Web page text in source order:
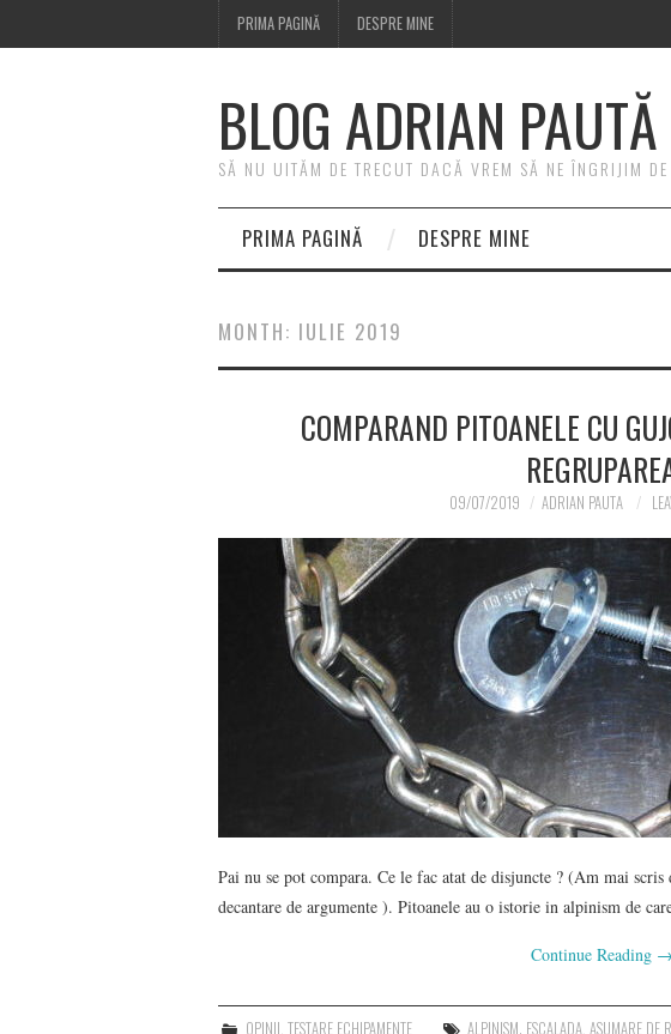
PRIMA PAGINĂ DESPRE MINE
BLOG ADRIAN PAUTĂ
SĂ NU UITĂM DE TRECUT DACĂ VREM SĂ NE ÎNGRIJIM
PRIMA PAGINĂ DESPRE MINE
MONTH: IULIE 2019
COMPARAND PITOANELE CU
09/07/2019 ADRIAN PAUTA
Pai nu se pot compara. Ce le fac atat de disjuncte ? (Am mai scris
decantare de argumente ). Pitoanele au o istorie in alpinism de
Continue Reading →
OPINII ,TESTARE ECHIPAMENTE ALPINISM. ESCALADA ,ASUMARE DE